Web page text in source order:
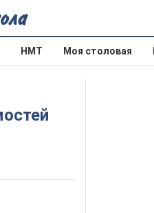
НМТ Моя столовая